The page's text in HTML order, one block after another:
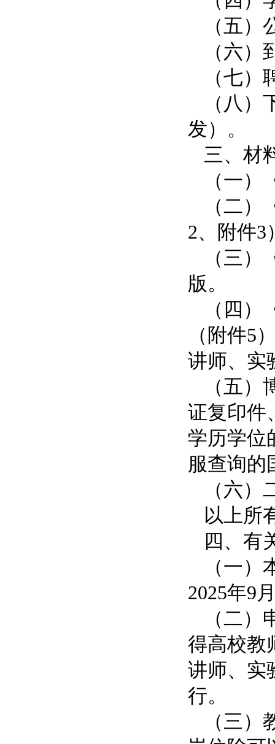
（五
（六
（七
（八
发）。
三、材
（一
（二
2、附件3
（三
版。
（四
（附件5
讲师、实
（五
证复印件
学历学位
服查询的
（六
以上所
四、有
（一
2025年9
（二
得高校教
讲师、实
行。
（三